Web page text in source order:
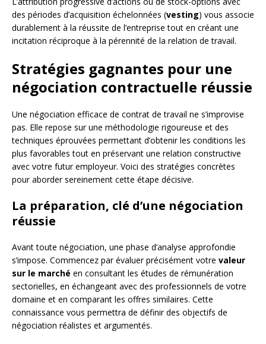
des périodes d’acquisition échelonnées (vesting) vous associe
durablement à la réussite de l’entreprise tout en créant une
incitation réciproque à la pérennité de la relation de travail.
Stratégies gagnantes pour une
négociation contractuelle réussie
Une négociation efficace de contrat de travail ne s’improvise
pas. Elle repose sur une méthodologie rigoureuse et des
techniques éprouvées permettant d’obtenir les conditions les
plus favorables tout en préservant une relation constructive
avec votre futur employeur. Voici des stratégies concrètes
pour aborder sereinement cette étape décisive.
La préparation, clé d’une négociation
réussie
Avant toute négociation, une phase d’analyse approfondie
s’impose. Commencez par évaluer précisément votre valeur
sur le marché en consultant les études de rémunération
sectorielles, en échangeant avec des professionnels de votre
domaine et en comparant les offres similaires. Cette
connaissance vous permettra de définir des objectifs de
négociation réalistes et argumentés.